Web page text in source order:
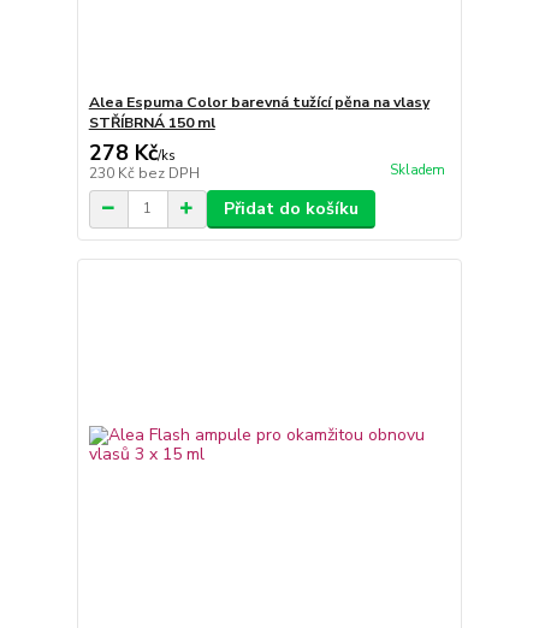
Alea Espuma Color barevná tužící pěna na vlasy
STŘÍBRNÁ 150 ml
278 Kč/ks
230 Kč bez DPH Skladem
Přidat do košíku